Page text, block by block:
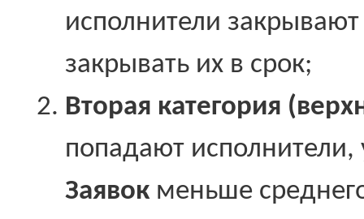
исполнители
закрывать их в срок;
Вторая категория
попадают исполнители,
Заявок меньше